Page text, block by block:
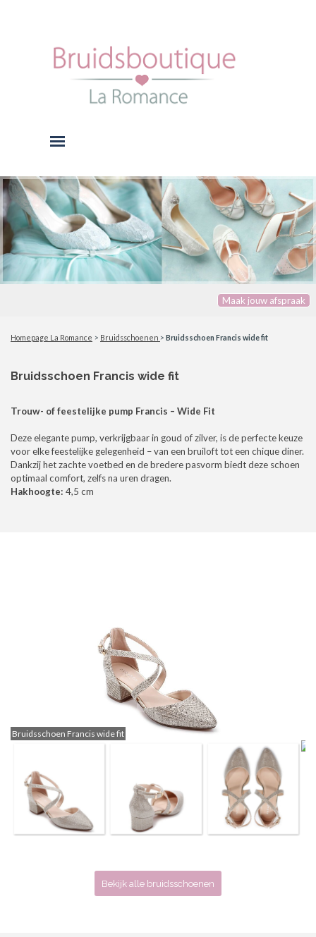
Menu overslaan
Maak jouw afspraak
Homepage La Romance > Bruidsschoenen > Bruidsschoen Francis wide fit
Bruidsschoen Francis wide fit
Trouw- of feestelijke pump Francis – Wide Fit
Deze elegante pump, verkrijgbaar in goud of zilver, is de perfecte keuze
voor elke feestelijke gelegenheid – van een bruiloft tot een chique diner.
Dankzij het zachte voetbed en de bredere pasvorm biedt deze schoen
optimaal comfort, zelfs na uren dragen.
Hakhoogte: 4,5 cm
Bruidsschoen Francis wide fit
Bekijk alle bruidsschoenen